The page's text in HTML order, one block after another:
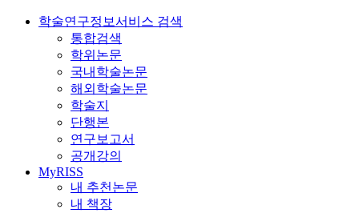
학술연구정보서비스 검색
통합검색
학위논문
국내학술논문
해외학술논문
학술지
단행본
연구보고서
공개강의
MyRISS
내 추천논문
내 책장